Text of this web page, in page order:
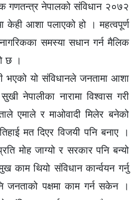
गणतन्त्र नेपालको संविधान २०७२
केही आशा पलाएको हो । महत्वपूर्ण
समस्या सधान गर्न मैलिक
छ ।
भएको यो संविधानले जनतामा आशा
नेपालीका नारामा विश्वास गरी
एमाले र माओवादी मिलेर बनेको
मत दिएर विजयी पनि बनाए ।
मोह जाग्यो र सरकार पनि बन्यो
काम थियो संविधान कार्न्वयन गर्नु
जनताको पक्षमा काम गर्न सकेन ।